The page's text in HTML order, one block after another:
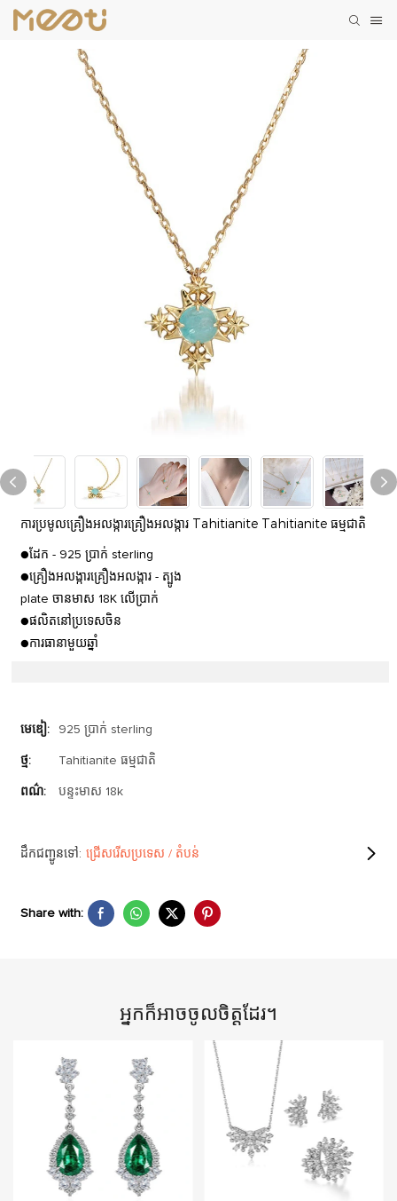
ការប្រមូលគ្រឿងអលង្ការគ្រឿងអលង្ការ Tahitianite Tahitianite ធម្មជាតិ
●ដែក - 925 ប្រាក់ sterling
●គ្រឿងអលង្ការគ្រឿងអលង្ការ - ត្បូង
plate ចានមាស 18K លើប្រាក់
●ផលិតនៅប្រទេសចិន
●ការធានាមួយឆ្នាំ
មេឌៀ: 925 ប្រាក់ sterling
ថ្ម: Tahitianite ធម្មជាតិ
ពណ៌: បន្ទះមាស 18k
ដឹកជញ្ជូនទៅ: ជ្រើសរើសប្រទេស / តំបន់
Share with:
អ្នកក៏អាចចូលចិត្តដែរ។